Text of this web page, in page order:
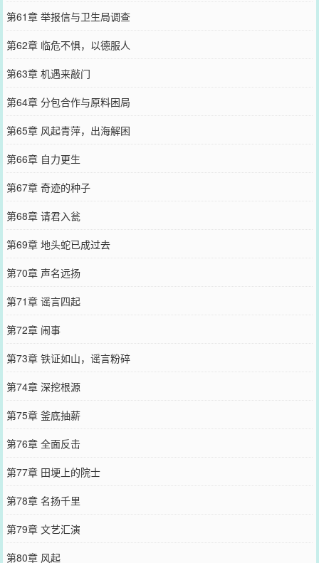
第61章 举报信与卫生局调查
第62章 临危不惧，以德服人
第63章 机遇来敲门
第64章 分包合作与原料困局
第65章 风起青萍，出海解困
第66章 自力更生
第67章 奇迹的种子
第68章 请君入瓮
第69章 地头蛇已成过去
第70章 声名远扬
第71章 谣言四起
第72章 闹事
第73章 铁证如山，谣言粉碎
第74章 深挖根源
第75章 釜底抽薪
第76章 全面反击
第77章 田埂上的院士
第78章 名扬千里
第79章 文艺汇演
第80章 风起